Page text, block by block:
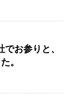
お参りと、
。